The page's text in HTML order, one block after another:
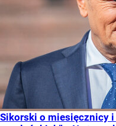
Sikorski o miesięcznicy i